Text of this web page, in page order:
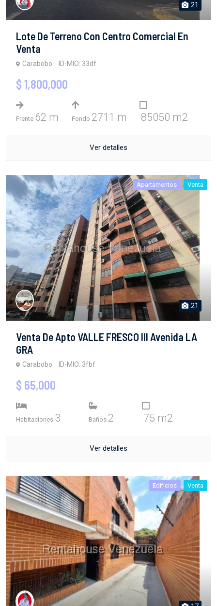
21
Lote De Terreno Con Centro Comercial En
Venta
Carabobo ID-MIO: 33df
$ 1,800,000
Frente 62 m Fondo 2711 m 85050 m2
Ver detalles
Apartamentos Venta
21
Venta De Apto VALLE FRESCO III Avenida LA
GRA
Carabobo ID-MIO: 3fbf
$ 65,000
Habitaciones 3 Baños 2 75 m2
Ver detalles
Edificios Venta